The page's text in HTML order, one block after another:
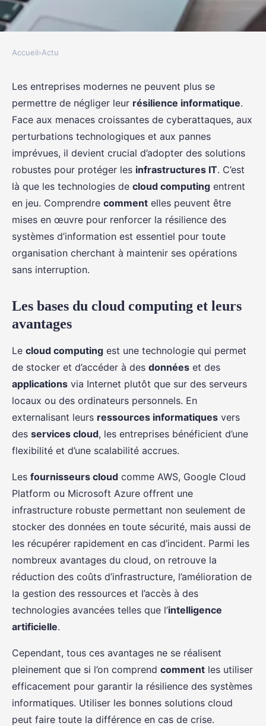
Comment utiliser les
technologies de cloud computing
pour améliorer la résilience des
infrastructures IT?
Sarah•20 septembre 2024 •6 min de lecture
Accueil›Actu
Les entreprises modernes ne peuvent plus se
permettre de négliger leur résilience informatique.
Face aux menaces croissantes de cyberattaques, aux
perturbations technologiques et aux pannes
imprévues, il devient crucial d’adopter des solutions
robustes pour protéger les infrastructures IT. C’est
là que les technologies de cloud computing entrent
en jeu. Comprendre comment elles peuvent être
mises en œuvre pour renforcer la résilience des
systèmes d’information est essentiel pour toute
organisation cherchant à maintenir ses opérations
sans interruption.
Les bases du cloud computing et leurs
avantages
Le cloud computing est une technologie qui permet
de stocker et d’accéder à des données et des
applications via Internet plutôt que sur des serveurs
locaux ou des ordinateurs personnels. En
externalisant leurs ressources informatiques vers
des services cloud, les entreprises bénéficient d’une
flexibilité et d’une scalabilité accrues.
Les fournisseurs cloud comme AWS, Google Cloud
Platform ou Microsoft Azure offrent une
infrastructure robuste permettant non seulement de
stocker des données en toute sécurité, mais aussi de
les récupérer rapidement en cas d’incident. Parmi les
nombreux avantages du cloud, on retrouve la
réduction des coûts d’infrastructure, l’amélioration de
la gestion des ressources et l’accès à des
technologies avancées telles que l’intelligence
artificielle.
Cependant, tous ces avantages ne se réalisent
pleinement que si l’on comprend comment les utiliser
efficacement pour garantir la résilience des systèmes
informatiques. Utiliser les bonnes solutions cloud
peut faire toute la différence en cas de crise.